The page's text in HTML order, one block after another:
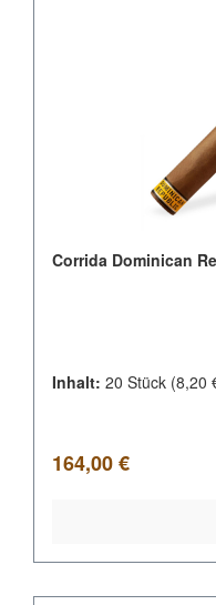
Corrida Dominican
Inhalt: 20 Stück (8,20
Regulärer Preis:
164,00 €